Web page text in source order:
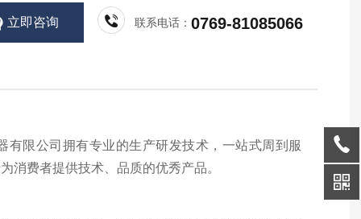
立即咨询 联系电话：0769-81085066
有限公司拥有专业的生产研发技术，一站式周到服
消费者提供技术、品质的优秀产品。